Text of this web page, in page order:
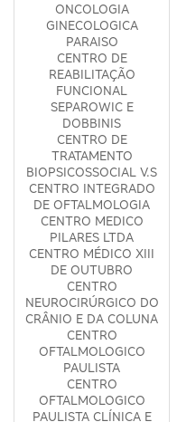
ONCOLOGIA
GINECOLOGICA
PARAISO
CENTRO DE
REABILITAÇÃO
FUNCIONAL
SEPAROWIC E
DOBBINIS
CENTRO DE
TRATAMENTO
BIOPSICOSSOCIAL V.S
CENTRO INTEGRADO
DE OFTALMOLOGIA
CENTRO MEDICO
PILARES LTDA
CENTRO MÉDICO XIII
DE OUTUBRO
CENTRO
NEUROCIRÚRGICO DO
CRÂNIO E DA COLUNA
CENTRO
OFTALMOLOGICO
PAULISTA
CENTRO
OFTALMOLOGICO
PAULISTA CLÍNICA E